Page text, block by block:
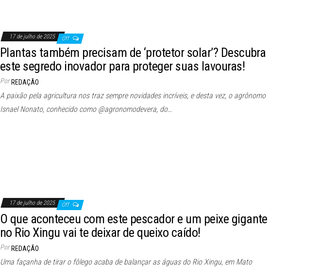
17 de julho de 2025 Off
Plantas também precisam de ‘protetor solar’? Descubra
este segredo inovador para proteger suas lavouras!
Por REDAÇÃO
A paixão pela agricultura nos traz sempre novidades incríveis, e desta vez, o agrônomo
Isnael Nonato, conhecido como @agronomodevera, do…
17 de julho de 2025 Off
O que aconteceu com este pescador e um peixe gigante
no Rio Xingu vai te deixar de queixo caído!
Por REDAÇÃO
Uma façanha de tirar o fôlego acaba de balançar as águas do Rio Xingu, em Mato